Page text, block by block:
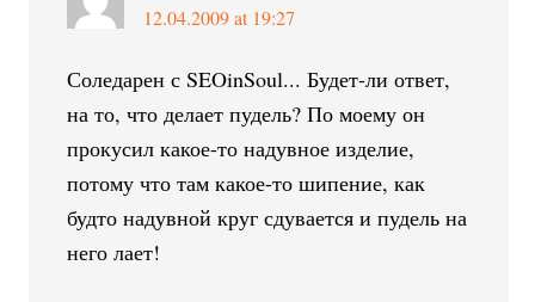
12.04.2009 at 19:27
Соледарен с SEOinSoul... Будет-ли ответ,
на то, что делает пудель? По моему он
прокусил какое-то надувное изделие,
потому что там какое-то шипение, как
будто надувной круг сдувается и пудель на
него лает!